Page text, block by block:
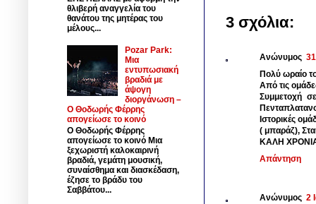
3 σχόλια:
Ανώνυμος
Πολύ ωραίο
Από τις
Συμμετοχή
Ιστορικές
( μπαράζ),
ΚΑΛΗ
Απάντηση
Ανώνυμος 2
θλιβερή αναγγελία του
θανάτου της μητέρας του
μέλους...
Pozar Park:
Μια
εντυπωσιακή
βραδιά με
άψογη
διοργάνωση –
Ο Θοδωρής Φέρρης
απογείωσε το κοινό
Ο Θοδωρής Φέρρης
απογείωσε το κοινό Μια
ξεχωριστή καλοκαιρινή
βραδιά, γεμάτη μουσική,
συναίσθημα και διασκέδαση,
έζησε το βράδυ του
Σαββάτου...